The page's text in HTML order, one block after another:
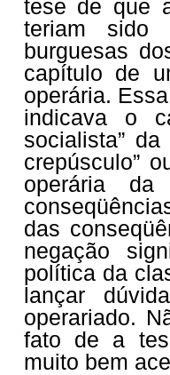
tese de que
teriam sido
burguesas
capítulo de
operária.
indicava o
socialista”
crepúsculo”
operária
das
negação
política da
lançar
operariado.
fato de a
muito bem